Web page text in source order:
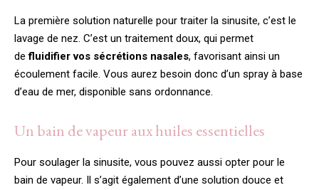
La première solution naturelle pour traiter la sinusite, c’est le
lavage de nez. C’est un traitement doux, qui permet
defluidifier vos sécrétions nasales, favorisant ainsi un
écoulement facile. Vous aurez besoin donc d’un spray à base
d’eau de mer, disponible sans ordonnance.
Un bain de vapeur aux huiles essentielles
Pour soulager la sinusite, vous pouvez aussi opter pour le
bain de vapeur. Il s’agit également d’une solution douce et